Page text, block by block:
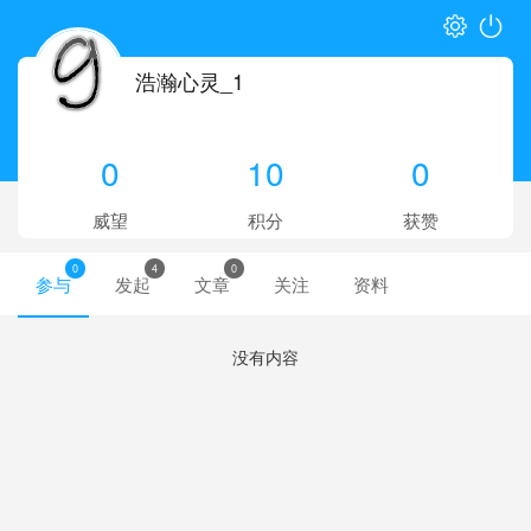
浩瀚心灵_1
0
威望
10
积分
0
获赞
参与
0
发起
4
文章
0
关注 资料
没有内容